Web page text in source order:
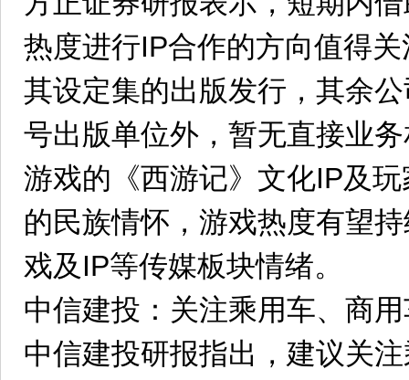
热度进行IP合作的方向值得
其设定集的出版发行，其余
号出版单位外，暂无直接业
游戏的《西游记》文化IP及
的民族情怀，游戏热度有望
戏及IP等传媒板块情绪。
中信建投：关注乘用车、商
中信建投研报指出，建议关